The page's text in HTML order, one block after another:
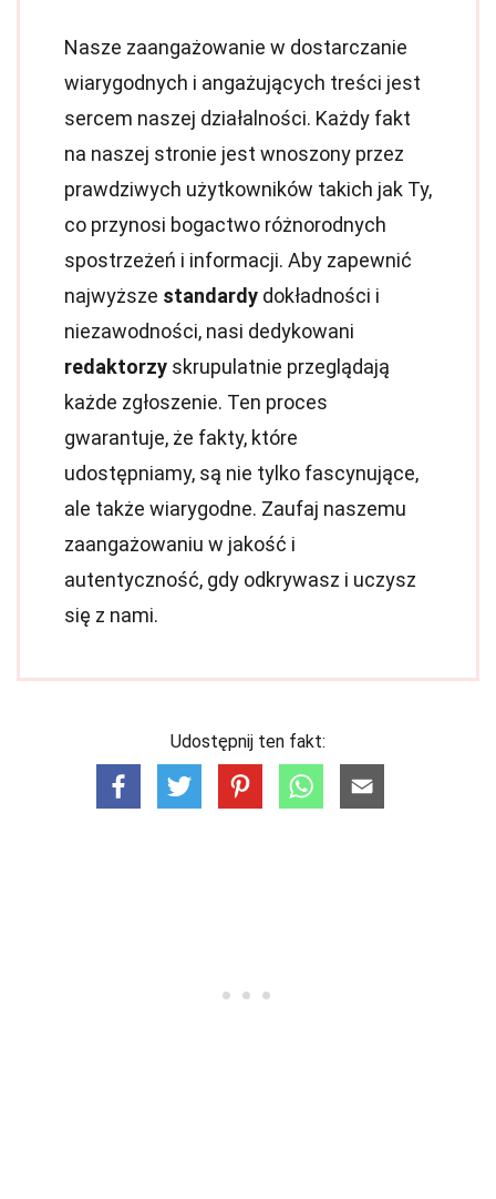
Nasze zaangażowanie w dostarczanie
wiarygodnych i angażujących treści jest
sercem naszej działalności. Każdy fakt
na naszej stronie jest wnoszony przez
prawdziwych użytkowników takich jak Ty,
co przynosi bogactwo różnorodnych
spostrzeżeń i informacji. Aby zapewnić
najwyższe standardy dokładności i
niezawodności, nasi dedykowani
redaktorzy skrupulatnie przeglądają
każde zgłoszenie. Ten proces
gwarantuje, że fakty, które
udostępniamy, są nie tylko fascynujące,
ale także wiarygodne. Zaufaj naszemu
zaangażowaniu w jakość i
autentyczność, gdy odkrywasz i uczysz
się z nami.
Udostępnij ten fakt: